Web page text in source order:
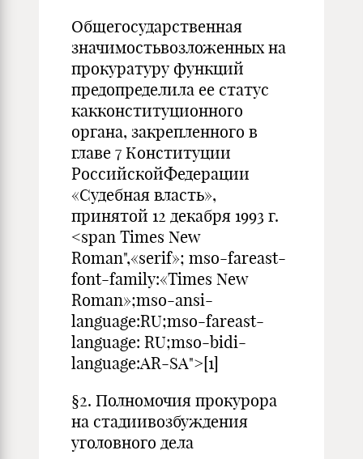
Общегосударственная
значимостьвозложенных на
прокуратуру функций
предопределила ее статус
какконституционного
органа, закрепленного в
главе 7 Конституции
РоссийскойФедерации
«Судебная власть»,
принятой 12 декабря 1993 г.
<span Times New
Roman",«serif»; mso-fareast-
font-family:«Times New
Roman»;mso-ansi-
language:RU;mso-fareast-
language: RU;mso-bidi-
language:AR-SA">[1]
§2. Полномочия прокурора
на стадиивозбуждения
уголовного дела